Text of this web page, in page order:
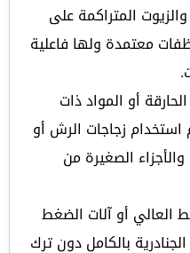
المتراكمة على
معتمدة ولها فاعلية
أو المواد ذات
استخدام زجاجات الرش أو
الصغيرة من
العالي أو آلات الضغط
بالكامل دون ترك